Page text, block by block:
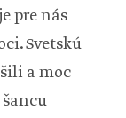
pre nás
Svetskú
a moc